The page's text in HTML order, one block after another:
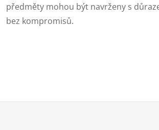
předměty mohou být navrženy s
bez kompromisů.